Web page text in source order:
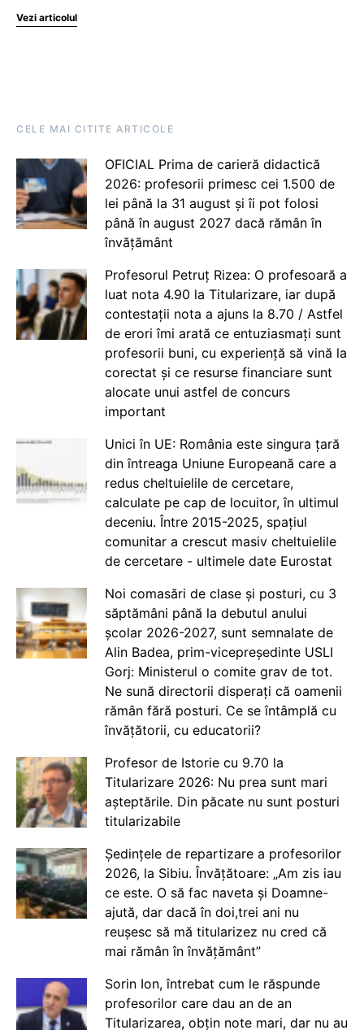
Vezi articolul
CELE MAI CITITE ARTICOLE
OFICIAL Prima de carieră didactică
2026: profesorii primesc cei 1.500 de
lei până la 31 august și îi pot folosi
până în august 2027 dacă rămân în
învățământ
Profesorul Petruț Rizea: O profesoară a
luat nota 4.90 la Titularizare, iar după
contestații nota a ajuns la 8.70 / Astfel
de erori îmi arată ce entuziasmați sunt
profesorii buni, cu experiență să vină la
corectat și ce resurse financiare sunt
alocate unui astfel de concurs
important
Unici în UE: România este singura țară
din întreaga Uniune Europeană care a
redus cheltuielile de cercetare,
calculate pe cap de locuitor, în ultimul
deceniu. Între 2015-2025, spațiul
comunitar a crescut masiv cheltuielile
de cercetare - ultimele date Eurostat
Noi comasări de clase și posturi, cu 3
săptămâni până la debutul anului
școlar 2026-2027, sunt semnalate de
Alin Badea, prim-vicepreședinte USLI
Gorj: Ministerul o comite grav de tot.
Ne sună directorii disperați că oamenii
rămân fără posturi. Ce se întâmplă cu
învățătorii, cu educatorii?
Profesor de Istorie cu 9.70 la
Titularizare 2026: Nu prea sunt mari
așteptările. Din păcate nu sunt posturi
titularizabile
Ședințele de repartizare a profesorilor
2026, la Sibiu. Învățătoare: „Am zis iau
ce este. O să fac naveta și Doamne-
ajută, dar dacă în doi,trei ani nu
reușesc să mă titularizez nu cred că
mai rămân în învățământ”
Sorin Ion, întrebat cum le răspunde
profesorilor care dau an de an
Titularizarea, obțin note mari, dar nu au